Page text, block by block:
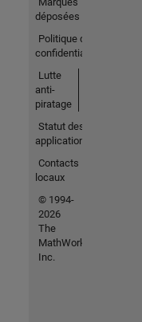
déposées
Politique de
confidentialité
Lutte
anti-
piratage
Statut des
applications
Contacts
locaux
© 1994-
2026
The
MathWorks,
Inc.